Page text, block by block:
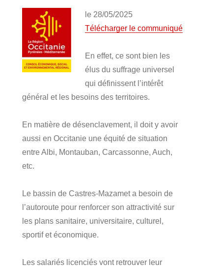
le 28/05/2025
Télécharger le communiqué
En effet, ce sont bien les
élus du suffrage universel
qui définissent l’intérêt
général et les besoins des territoires.
En matière de désenclavement, il doit y avoir
aussi en Occitanie une équité de situation
entre Albi, Montauban, Carcassonne, Auch,
etc.
Le bassin de Castres-Mazamet a besoin de
l’autoroute pour renforcer son attractivité sur
les plans sanitaire, universitaire, culturel,
sportif et économique.
Les salariés licenciés vont retrouver leur